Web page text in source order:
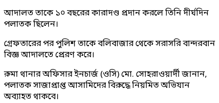
আদালত তাকে ১০ বছরের কারাদণ্ড প্রদান করলে তিনি দীর্ঘদিন
পলাতক ছিলেন।
গ্রেফতারের পর পুলিশ তাকে বলিবাজার থেকে সরাসরি বান্দরবান
বিজ্ঞ আদালতে প্রেরণ করে।
রুমা থানার অফিসার ইনচার্জ (ওসি) মো. সোহরাওয়ার্দী জানান,
পলাতক সাজাপ্রাপ্ত আসামিদের বিরুদ্ধে নিয়মিত অভিযান
অব্যাহত থাকবে।